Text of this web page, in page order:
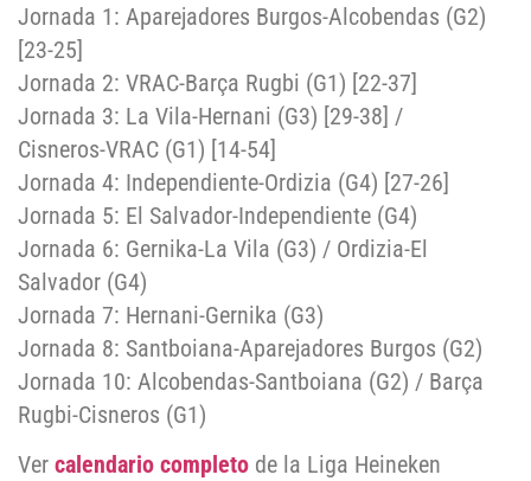
Jornada 1: Aparejadores Burgos-Alcobendas (G2)
[23-25]
Jornada 2: VRAC-Barça Rugbi (G1) [22-37]
Jornada 3: La Vila-Hernani (G3) [29-38] /
Cisneros-VRAC (G1) [14-54]
Jornada 4: Independiente-Ordizia (G4) [27-26]
Jornada 5: El Salvador-Independiente (G4)
Jornada 6: Gernika-La Vila (G3) / Ordizia-El
Salvador (G4)
Jornada 7: Hernani-Gernika (G3)
Jornada 8: Santboiana-Aparejadores Burgos (G2)
Jornada 10: Alcobendas-Santboiana (G2) / Barça
Rugbi-Cisneros (G1)
Ver calendario completo de la Liga Heineken